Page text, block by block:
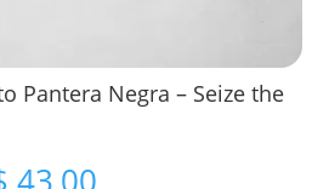
Pantera Negra – Seize the
43,00